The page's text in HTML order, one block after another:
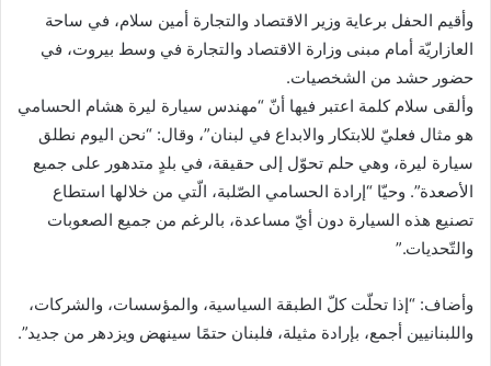
ا
إ
ك
ر
و
ن
ي
وأقيم الحفل برعاية وزير الاقتصاد والتجارة أمين سلام، في ساحة
العازاريّة أمام مبنى وزارة الاقتصاد والتجارة في وسط بيروت، في
حضور حشد من الشخصيات.
وألقى سلام كلمة اعتبر فيها أنّ “مهندس سيارة ليرة هشام الحسامي
هو مثال فعليّ للابتكار والابداع في لبنان”، وقال: “نحن اليوم نطلق
سيارة ليرة، وهي حلم تحوّل إلى حقيقة، في بلدٍ متدهور على جميع
الأصعدة”. وحيّا “إرادة الحسامي الصّلبة، الّتي من خلالها استطاع
تصنيع هذه السيارة دون أيّ مساعدة، بالرغم من جميع الصعوبات
والتّحديات.”
وأضاف: “إذا تحلّت كلّ الطبقة السياسية، والمؤسسات، والشركات،
واللبنانيين أجمع، بإرادة مثيلة، فلبنان حتمًا سينهض ويزدهر من جديد”.